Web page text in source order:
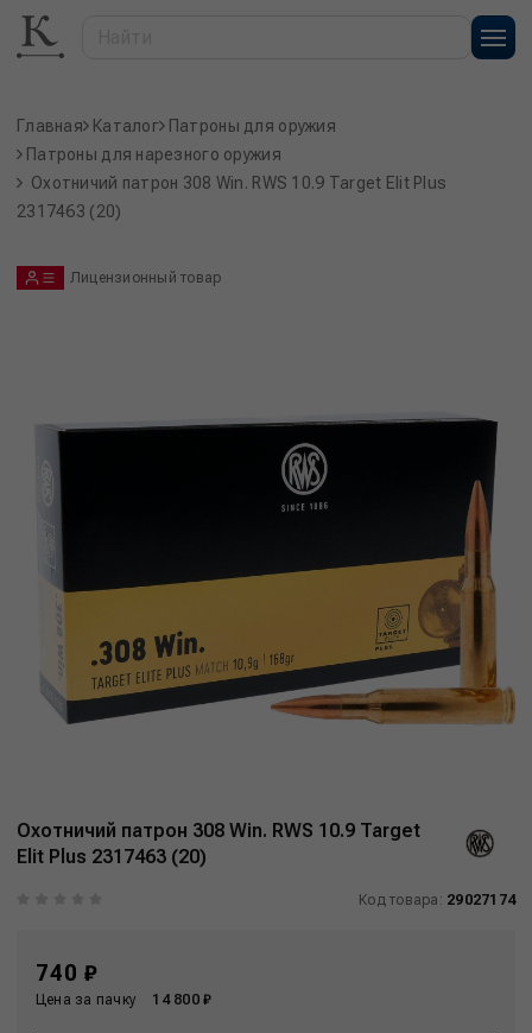
Главная Каталог
Патроны для оружия
Патроны для нарезного оружия
Охотничий патрон 308 Win. RWS 10.9 Target Elit Plus
2317463 (20)
Лицензионный товар
Охотничий патрон 308 Win. RWS 10.9 Target
Elit Plus 2317463 (20)
Код товара: 29027174
740 ₽
Цена за пачку 14 800 ₽